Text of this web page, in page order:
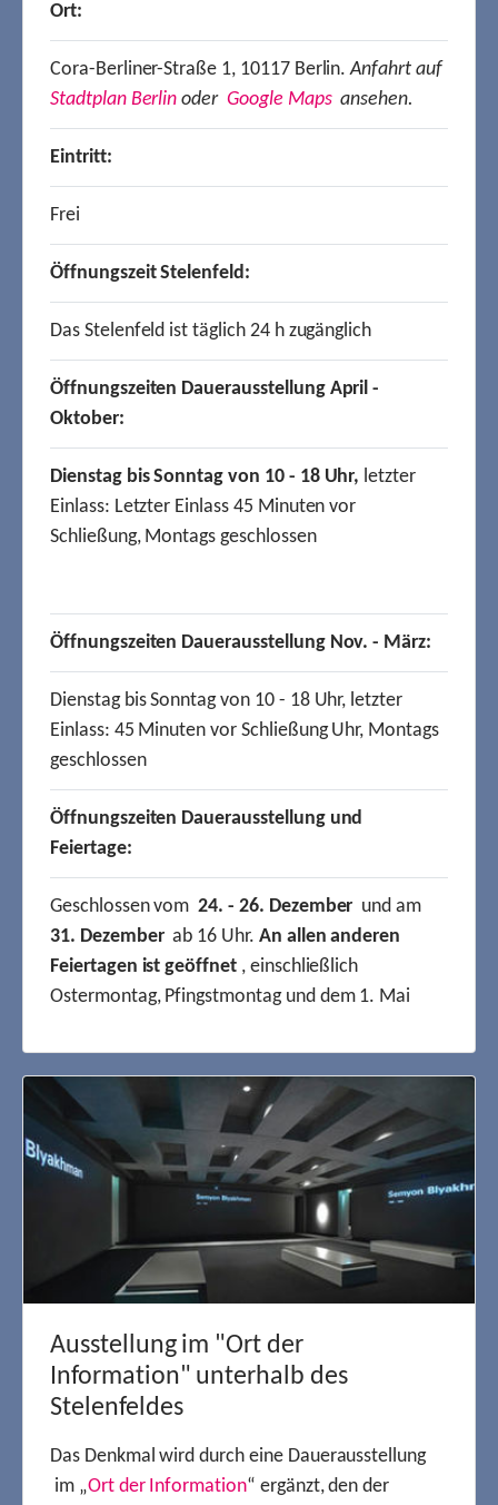
Ausstellung im "Ort der
Information" unterhalb des
Stelenfeldes
Das Denkmal wird durch eine Dauerausstellung
im „Ort der Information“ ergänzt, den der
Ort:
Cora-Berliner-Straße 1, 10117 Berlin.Anfahrt auf
Stadtplan Berlin oder Google Mapsansehen.
Eintritt:
Frei
Öffnungszeit Stelenfeld:
Das Stelenfeld ist täglich 24 h zugänglich
Öffnungszeiten Dauerausstellung April -
Oktober:
Dienstag bis Sonntag von 10 - 18 Uhr, letzter
Einlass: Letzter Einlass 45 Minuten vor
Schließung, Montags geschlossen
Öffnungszeiten Dauerausstellung Nov. - März:
Dienstag bis Sonntag von 10 - 18 Uhr, letzter
Einlass: 45 Minuten vor Schließung Uhr, Montags
geschlossen
Öffnungszeiten Dauerausstellung und
Feiertage:
Geschlossen vom24. - 26. Dezember und am
31. Dezemberab 16 Uhr. An allen anderen
Feiertagen ist geöffnet, einschließlich
Ostermontag, Pfingstmontag und dem 1. Mai